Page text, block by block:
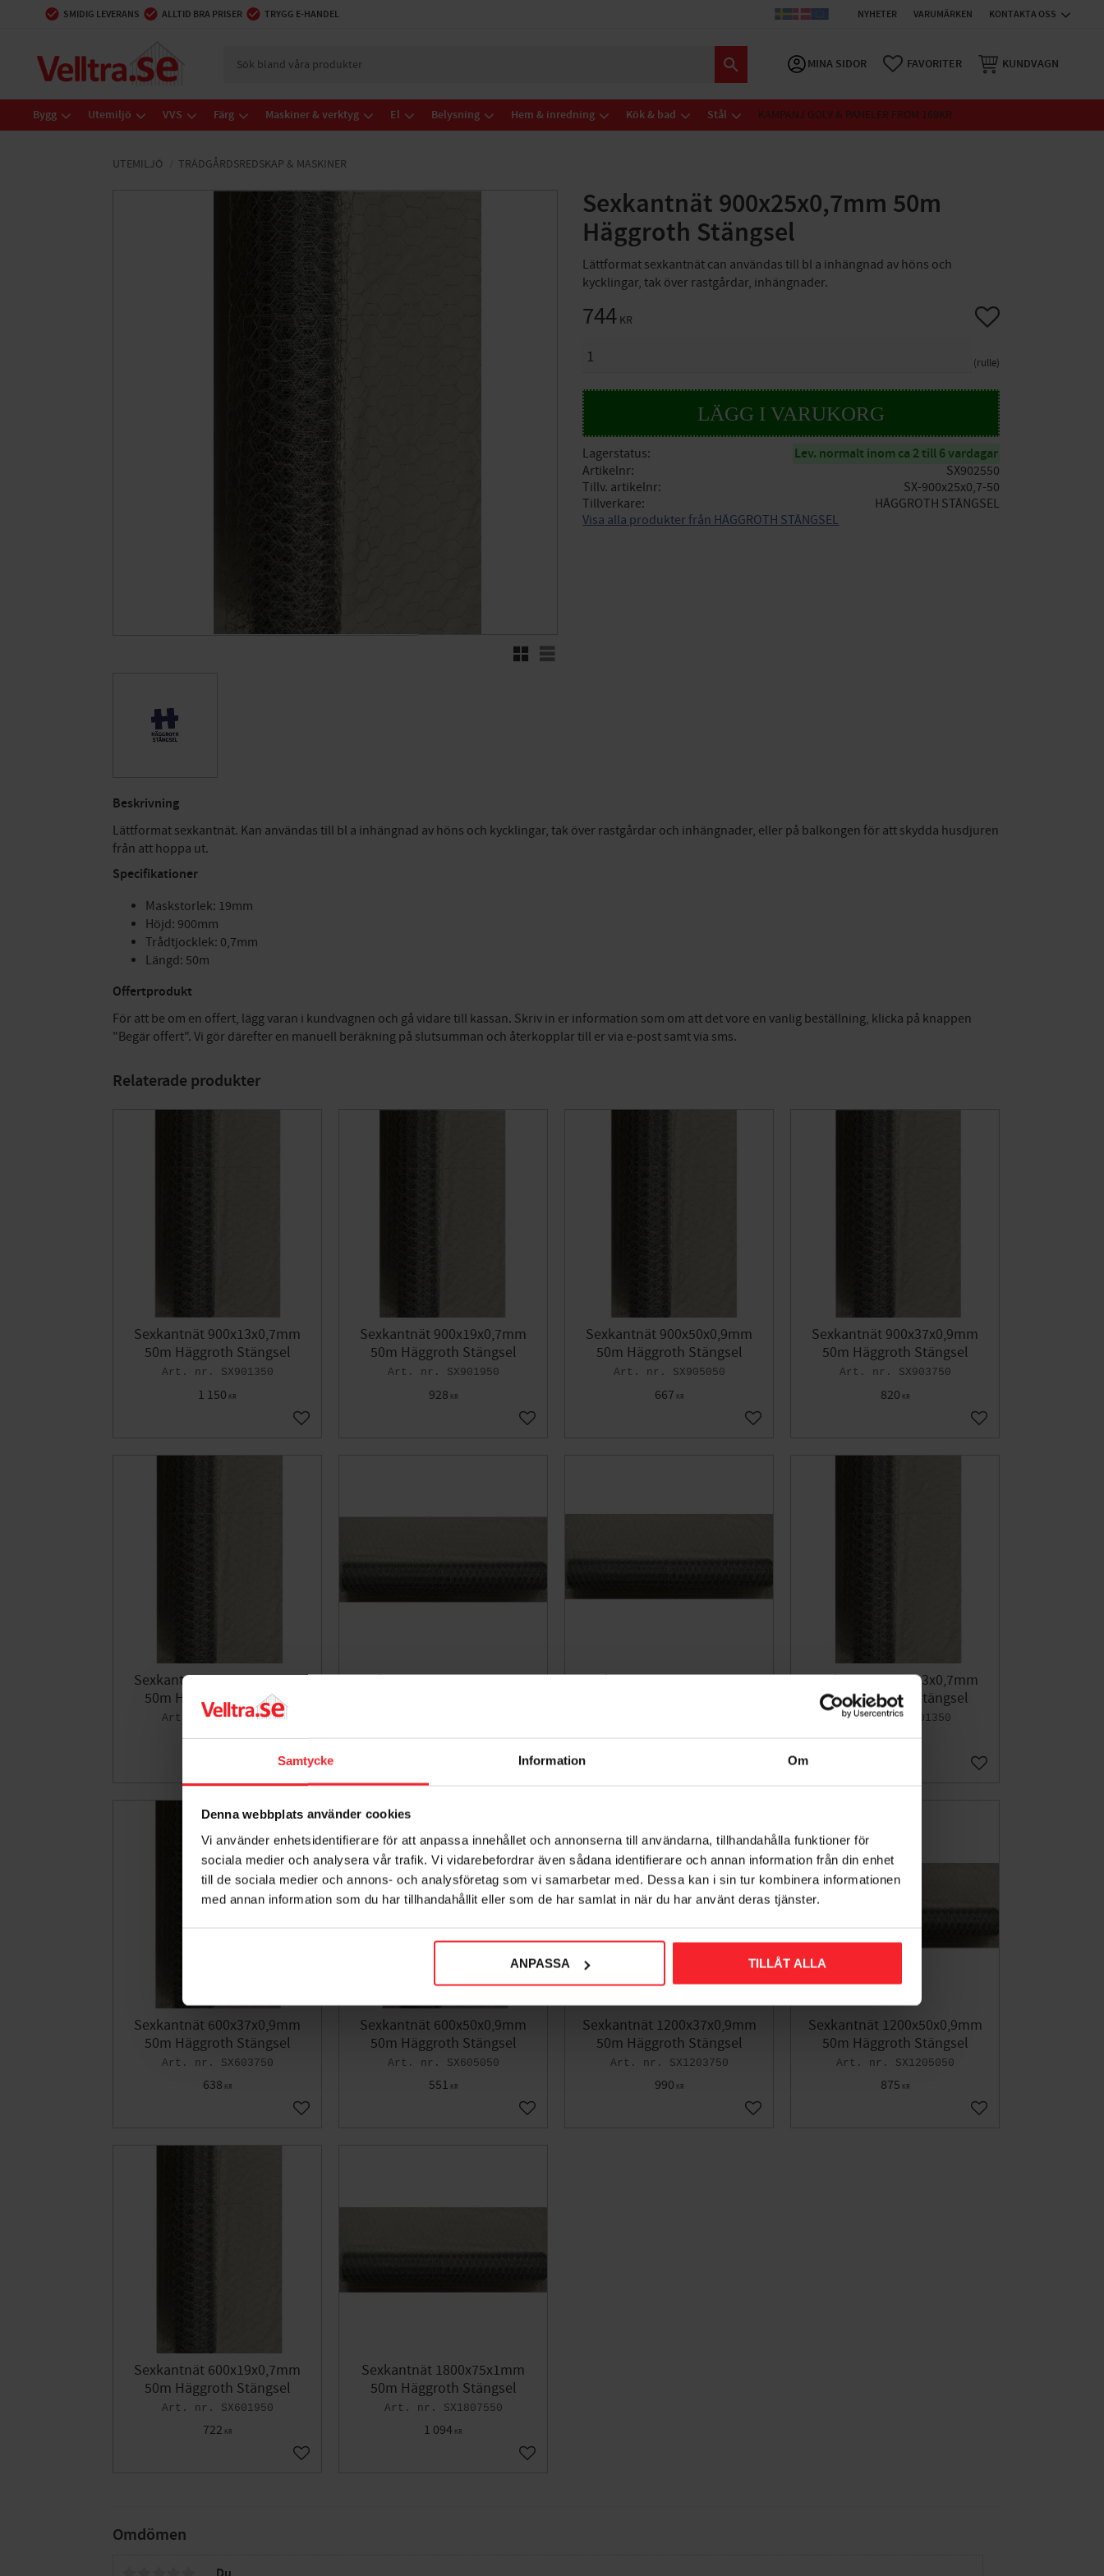
Samtycke Information Om
Denna webbplats använder cookies
Vi använder enhetsidentifierare för att anpassa innehållet och annonserna till användarna, tillhandahålla funktioner för
sociala medier och analysera vår trafik. Vi vidarebefordrar även sådana identifierare och annan information från din enhet
till de sociala medier och annons- och analysföretag som vi samarbetar med. Dessa kan i sin tur kombinera informationen
med annan information som du har tillhandahållit eller som de har samlat in när du har använt deras tjänster.
ANPASSA TILLÅT ALLA
SMIDIG LEVERANS ALLTID BRA PRISER TRYGG E-HANDEL NYHETER VARUMÄRKEN KONTAKTA OSS
MINA SIDOR FAVORITER KUNDVAGN
Bygg Utemiljö VVS Färg Maskiner & verktyg El Belysning Hem & inredning Kök & bad Stål KAMPANJ GOLV & PANELER FROM 169KR
UTEMILJÖ TRÄDGÅRDSREDSKAP & MASKINER
Sexkantnät 900x25x0,7mm 50m
Häggroth Stängsel
Lättformat sexkantnät can användas till bl a inhängnad av höns och
kycklingar, tak över rastgårdar, inhängnader.
Rutnätsvy
Listvy
744 KR
rulle
Lägg till i favoriter
Lagerstatus Lev. normalt inom ca 2 till 6 vardagar
Artikelnr
SX902550
Tillv. artikelnr
SX-900x25x0,7-50
Tillverkare
HÄGGROTH STÄNGSEL
Visa alla produkter från HÄGGROTH STÄNGSEL
Beskrivning
Lättformat sexkantnät. Kan användas till bl a inhängnad av höns och kycklingar, tak över rastgårdar och inhängnader, eller på balkongen för att skydda husdjuren
från att hoppa ut.
Specifikationer
Maskstorlek: 19mm
Höjd: 900mm
Trådtjocklek: 0,7mm
Längd: 50m
Offertprodukt
För att be om en offert, lägg varan i kundvagnen och gå vidare till kassan. Skriv in er information som om att det vore en vanlig beställning, klicka på knappen
"Begär offert". Vi gör därefter en manuell beräkning på slutsumman och återkopplar till er via e-post samt via sms.
Omdömen
Relaterade produkter
Sexkantnät 900x13x0,7mm
50m Häggroth Stängsel
SX901350
1 150 KR
Lägg till i favoriter
Sexkantnät 900x19x0,7mm
50m Häggroth Stängsel
SX901950
928 KR
Lägg till i favoriter
Sexkantnät 900x50x0,9mm
50m Häggroth Stängsel
SX905050
667 KR
Lägg till i favoriter
Sexkantnät 900x37x0,9mm
50m Häggroth Stängsel
SX903750
820 KR
Lägg till i favoriter
Sexkantnät 600x25x0,7mm
50m Häggroth Stängsel
SX602550
464KR
Lägg till i favoriter
Sexkantnät 1800x50x0,9mm
1 134KR
Lägg till i favoriter
Sexkantnät 1200x25x0,7mm
1 075KR
Lägg till i favoriter
Sexkantnät 600x13x0,7mm
50m Häggroth Stängsel
SX601350
882KR
Lägg till i favoriter
Sexkantnät 600x37x0,9mm
50m Häggroth Stängsel
SX603750
638 KR
Lägg till i favoriter
Sexkantnät 600x50x0,9mm
50m Häggroth Stängsel
SX605050
551 KR
Lägg till i favoriter
Sexkantnät 1200x37x0,9mm
50m Häggroth Stängsel
SX1203750
990 KR
Lägg till i favoriter
Sexkantnät 1200x50x0,9mm
50m Häggroth Stängsel
SX1205050
875 KR
Lägg till i favoriter
Sexkantnät 600x19x0,7mm
50m Häggroth Stängsel
SX601950
722 KR
Lägg till i favoriter
Sexkantnät 1800x75x1mm
50m Häggroth Stängsel
SX1807550
1 094 KR
Lägg till i favoriter